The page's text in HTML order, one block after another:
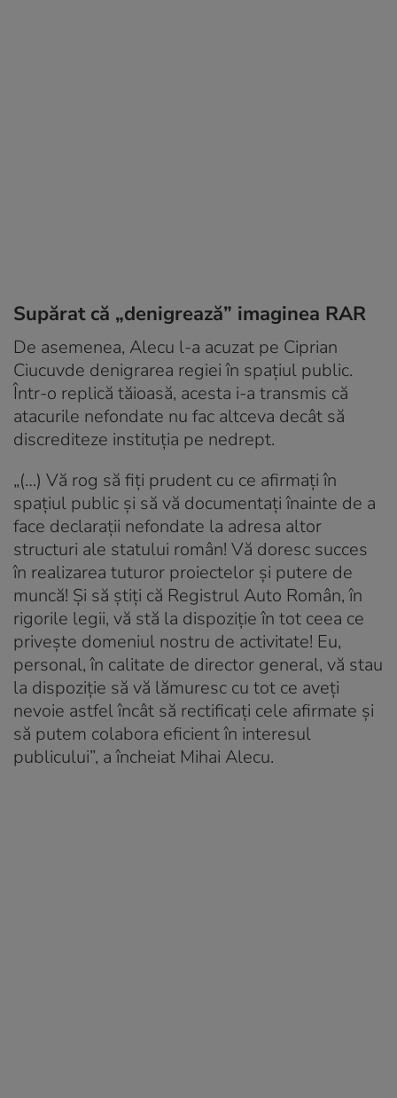
Supărat că „denigrează” imaginea RAR
De asemenea, Alecu l-a acuzat pe Ciprian
Ciucuvde denigrarea regiei în spațiul public.
Într-o replică tăioasă, acesta i-a transmis că
atacurile nefondate nu fac altceva decât să
discrediteze instituția pe nedrept.
„(…) Vă rog să fiţi prudent cu ce afirmaţi în
spaţiul public şi să vă documentaţi înainte de a
face declaraţii nefondate la adresa altor
structuri ale statului român! Vă doresc succes
în realizarea tuturor proiectelor şi putere de
muncă! Şi să ştiţi că Registrul Auto Român, în
rigorile legii, vă stă la dispoziţie în tot ceea ce
priveşte domeniul nostru de activitate! Eu,
personal, în calitate de director general, vă stau
la dispoziţie să vă lămuresc cu tot ce aveţi
nevoie astfel încât să rectificaţi cele afirmate şi
să putem colabora eficient în interesul
publicului”, a încheiat Mihai Alecu.